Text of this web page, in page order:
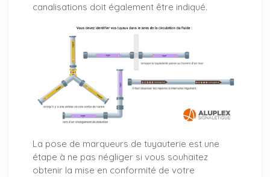
canalisations doit également être indiqué.
La pose de marqueurs de tuyauterie est une
étape à ne pas négliger si vous souhaitez
obtenir la mise en conformité de votre